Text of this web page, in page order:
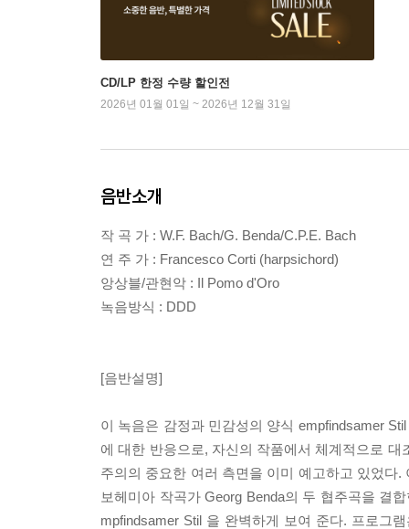
CD/LP 한정 수량 할인전
2026년 01월 01일 ~ 2026년 12월 31일
음반소개
작 곡 가 : W.F. Bach/G. Benda/C.P.E. Bach
연 주 가 : Francesco Corti (harpsichord)
앙상블/관현악 : Il Pomo d'Oro
녹음방식 : DDD
[음반설명]
이 녹음은 감정과 민감성의 양식 empfindsamer
에 대한 반응으로, 자신의 작품에서 체계적으로
주의의 중요한 여러 측면을 이미 예고하고 있었다
보헤미아 작곡가 Georg Benda의 두 협주곡을 결
mpfindsamer Stil 을 완벽하게 보여 준다. 프로그